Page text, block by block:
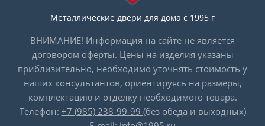
Металлические двери для дома с 1995 г
ВНИМАНИЕ! Информация на сайте не является
договором оферты. Цены на изделия указаны
приблизительно, необходимо уточнять стоимость у
наших консультантов, ориентируясь на размеры,
комплектацию и отделку необходимого товара.
Телефон: +7 (985) 238-99-99 (без обеда и выходных)